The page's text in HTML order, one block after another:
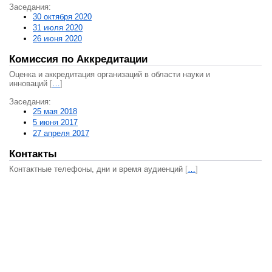
Заседания:
30 октября 2020
31 июля 2020
26 июня 2020
Комиссия по Аккредитации
Оценка и аккредитация организаций в области науки и
инноваций […]
Заседания:
25 мая 2018
5 июня 2017
27 апреля 2017
Контакты
Контактные телефоны, дни и время аудиенций […]